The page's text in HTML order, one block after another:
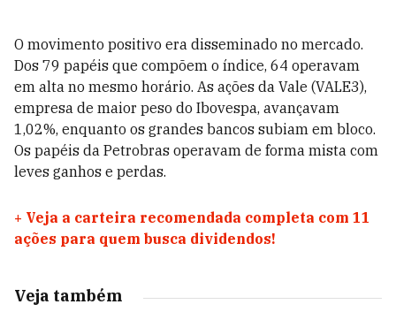
O movimento positivo era disseminado no mercado.
Dos 79 papéis que compõem o índice, 64 operavam
em alta no mesmo horário. As ações da Vale (VALE3),
empresa de maior peso do Ibovespa, avançavam
1,02%, enquanto os grandes bancos subiam em bloco.
Os papéis da Petrobras operavam de forma mista com
leves ganhos e perdas.
+ Veja a carteira recomendada completa com 11
ações para quem busca dividendos!
Veja também